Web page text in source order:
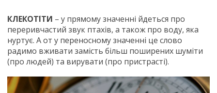
КЛЕКОТІ́ТИ – у прямому значенні йдеться про
переривчастий звук птахів, а також про воду, яка
нуртує. А от у переносному значенні це слово
радимо вживати замість більш поширених шуміти
(про людей) та вирувати (про пристрасті).